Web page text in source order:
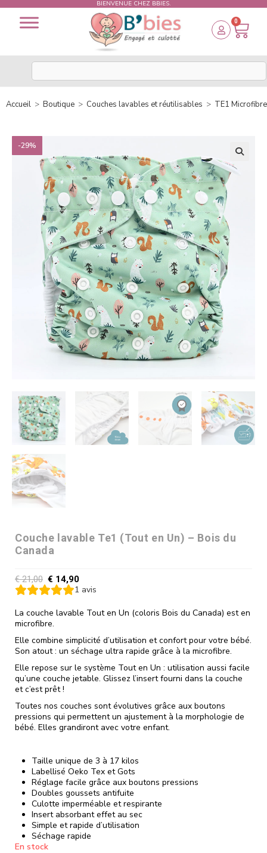
BIENVENUE CHEZ BBIES.
0
Accueil > Boutique > Couches lavables et réutilisables > TE1 Microfibre
-29%
Couche lavable Te1 (Tout en Un) – Bois du
Canada
€21,00 € 14,90
1 avis
La couche lavable Tout en Un (coloris Bois du Canada) est en
microfibre.
Elle combine simplicité d’utilisation et confort pour votre bébé.
Son atout : un séchage ultra rapide grâce à la microfibre.
Elle repose sur le système Tout en Un : utilisation aussi facile
qu’une couche jetable. Glissez l’insert fourni dans la couche
et c’est prêt !
Toutes nos couches sont évolutives grâce aux boutons
pressions qui permettent un ajustement à la morphologie de
bébé. Elles grandiront avec votre enfant.
Taille unique de 3 à 17 kilos
Labellisé Oeko Tex et Gots
Réglage facile grâce aux boutons pressions
Doubles goussets antifuite
Culotte imperméable et respirante
Insert absorbant effet au sec
Simple et rapide d’utilisation
Séchage rapide
En stock